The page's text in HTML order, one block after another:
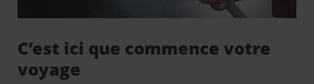
C’est ici que commence votre
voyage